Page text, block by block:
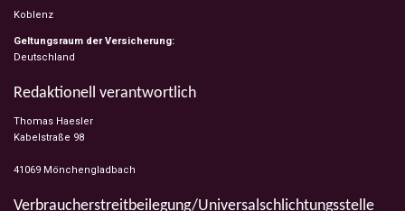
Koblenz
Geltungsraum der Versicherung:
Deutschland
Redaktionell verantwortlich
Thomas Haesler
Kabelstraße 98
41069 Mönchengladbach
Verbraucher­streit­beilegung/Universal­schlichtungs­stelle